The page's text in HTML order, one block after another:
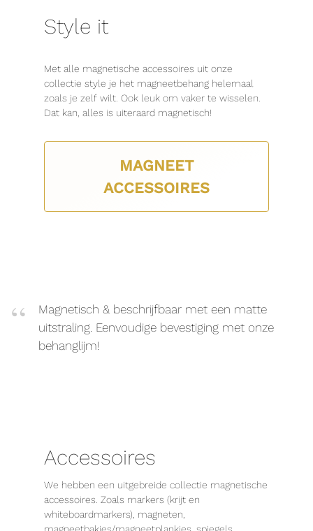
Style it
Met alle magnetische accessoires uit onze
collectie style je het magneetbehang helemaal
zoals je zelf wilt. Ook leuk om vaker te wisselen.
Dat kan, alles is uiteraard magnetisch!
MAGNEET
ACCESSOIRES
Magnetisch & beschrijfbaar met een matte
uitstraling. Eenvoudige bevestiging met onze
behanglijm!
Accessoires
We hebben een uitgebreide collectie magnetische
accessoires. Zoals markers (krijt en
whiteboardmarkers), magneten,